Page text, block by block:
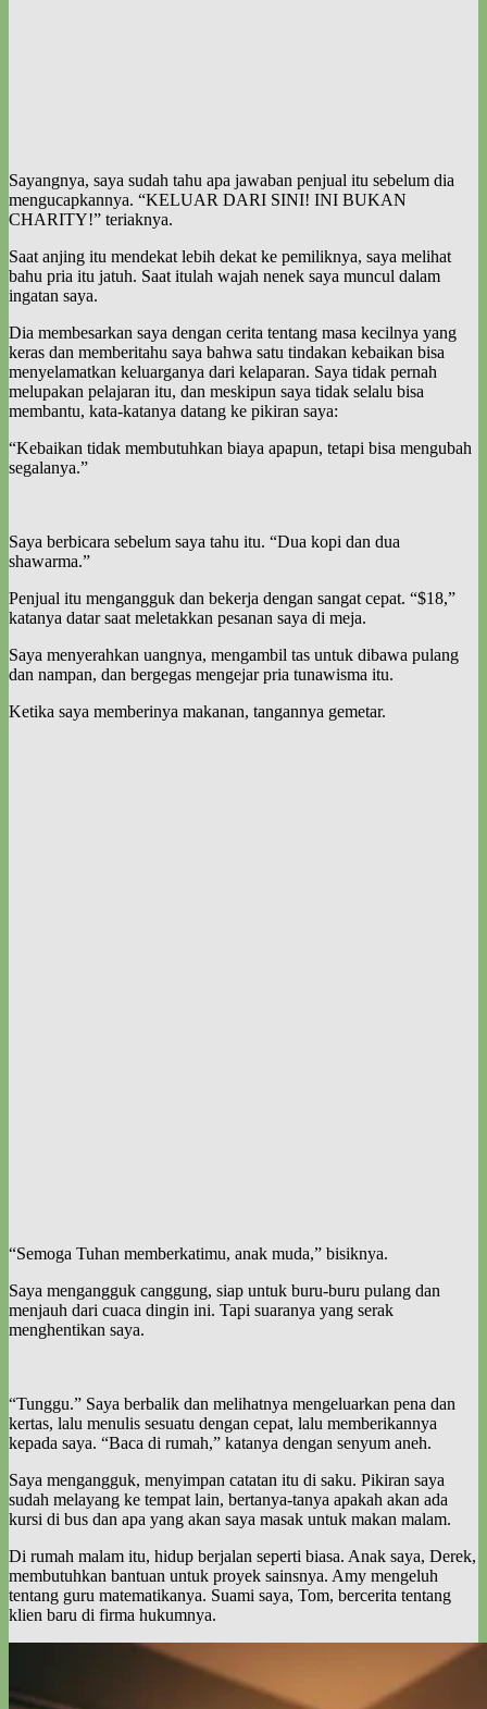
Sayangnya, saya sudah tahu apa jawaban penjual itu sebelum dia
mengucapkannya. “KELUAR DARI SINI! INI BUKAN
CHARITY!” teriaknya.
Saat anjing itu mendekat lebih dekat ke pemiliknya, saya melihat
bahu pria itu jatuh. Saat itulah wajah nenek saya muncul dalam
ingatan saya.
Dia membesarkan saya dengan cerita tentang masa kecilnya yang
keras dan memberitahu saya bahwa satu tindakan kebaikan bisa
menyelamatkan keluarganya dari kelaparan. Saya tidak pernah
melupakan pelajaran itu, dan meskipun saya tidak selalu bisa
membantu, kata-katanya datang ke pikiran saya:
“Kebaikan tidak membutuhkan biaya apapun, tetapi bisa mengubah
segalanya.”
Saya berbicara sebelum saya tahu itu. “Dua kopi dan dua
shawarma.”
Penjual itu mengangguk dan bekerja dengan sangat cepat. “$18,”
katanya datar saat meletakkan pesanan saya di meja.
Saya menyerahkan uangnya, mengambil tas untuk dibawa pulang
dan nampan, dan bergegas mengejar pria tunawisma itu.
Ketika saya memberinya makanan, tangannya gemetar.
“Semoga Tuhan memberkatimu, anak muda,” bisiknya.
Saya mengangguk canggung, siap untuk buru-buru pulang dan
menjauh dari cuaca dingin ini. Tapi suaranya yang serak
menghentikan saya.
“Tunggu.” Saya berbalik dan melihatnya mengeluarkan pena dan
kertas, lalu menulis sesuatu dengan cepat, lalu memberikannya
kepada saya. “Baca di rumah,” katanya dengan senyum aneh.
Saya mengangguk, menyimpan catatan itu di saku. Pikiran saya
sudah melayang ke tempat lain, bertanya-tanya apakah akan ada
kursi di bus dan apa yang akan saya masak untuk makan malam.
Di rumah malam itu, hidup berjalan seperti biasa. Anak saya, Derek,
membutuhkan bantuan untuk proyek sainsnya. Amy mengeluh
tentang guru matematikanya. Suami saya, Tom, bercerita tentang
klien baru di firma hukumnya.